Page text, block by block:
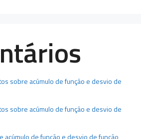
sobre acúmulo de função e desvio de
sobre acúmulo de função e desvio de